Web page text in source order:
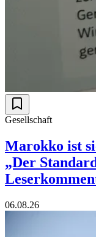
Gesellschaft
Marokko ist
„Der
06.08.26